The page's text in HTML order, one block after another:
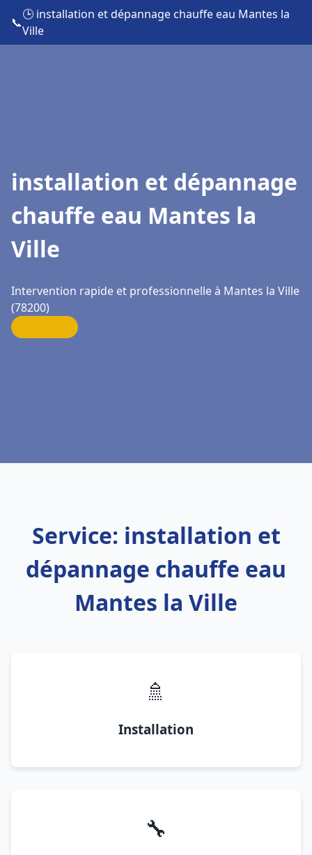
📞
🕒 installation et dépannage chauffe eau Mantes la
Ville
installation et dépannage
chauffe eau Mantes la
Ville
Intervention rapide et professionnelle à Mantes la Ville
(78200)
Service: installation et
dépannage chauffe eau
Mantes la Ville
🚿
Installation
🔧